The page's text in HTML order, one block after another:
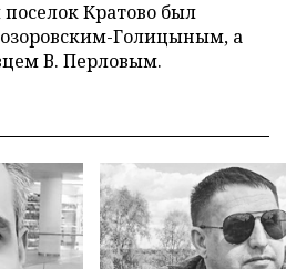
Кратово был
Голицыным, а
В. Перловым.